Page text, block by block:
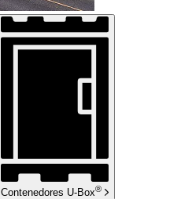
Contenedores U-Box®